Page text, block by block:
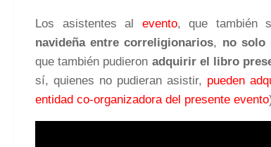
Los asistentes al evento, que también
navideña entre correligionarios, no solo
que también pudieron adquirir el libro
sí, quienes no pudieran asistir, pueden
entidad co-organizadora del presente evento